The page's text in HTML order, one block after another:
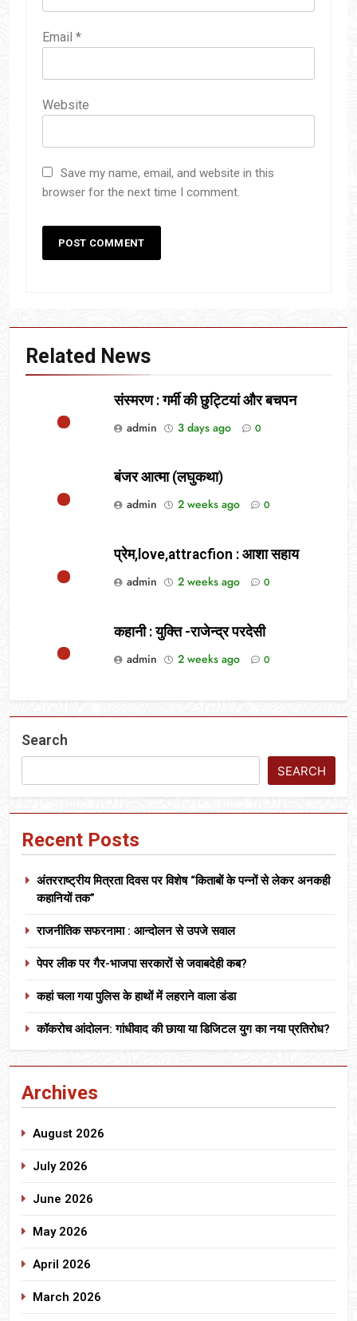
Email *
Website
Save my name, email, and website in this
browser for the next time I comment.
Related News
संस्मरण : गर्मी की छुट्टियां और बचपन
admin
3 days ago 0
बंजर आत्मा (लघुकथा)
admin
2 weeks ago 0
प्रेम,love,attracfion : आशा सहाय
admin
2 weeks ago 0
कहानी : युक्ति -राजेन्द्र परदेसी
admin
2 weeks ago 0
Search
SEARCH
Recent Posts
अंतरराष्ट्रीय मित्रता दिवस पर विशेष “किताबों के पन्नों से लेकर अनकही
कहानियों तक”
राजनीतिक सफरनामा : आन्दोलन से उपजे सवाल
पेपर लीक पर गैर-भाजपा सरकारों से जवाबदेही कब?
कहां चला गया पुलिस के हाथों में लहराने वाला डंडा
कॉकरोच आंदोलन: गांधीवाद की छाया या डिजिटल युग का नया प्रतिरोध?
Archives
August 2026
July 2026
June 2026
May 2026
April 2026
March 2026